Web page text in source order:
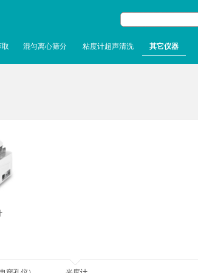
取 混匀离心筛分 粘度计超声清洗 其它仪器